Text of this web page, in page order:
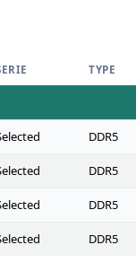
TYPE
DDR5
DDR5
DDR5
DDR5